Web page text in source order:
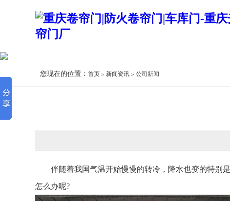
您现在的位置： 首页 新闻资讯 公司新闻
伴随着我国气温开始慢慢的转冷，降水也变的特别是
怎么办呢?